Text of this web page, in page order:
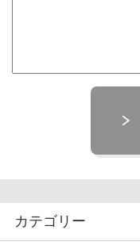
カテゴリー